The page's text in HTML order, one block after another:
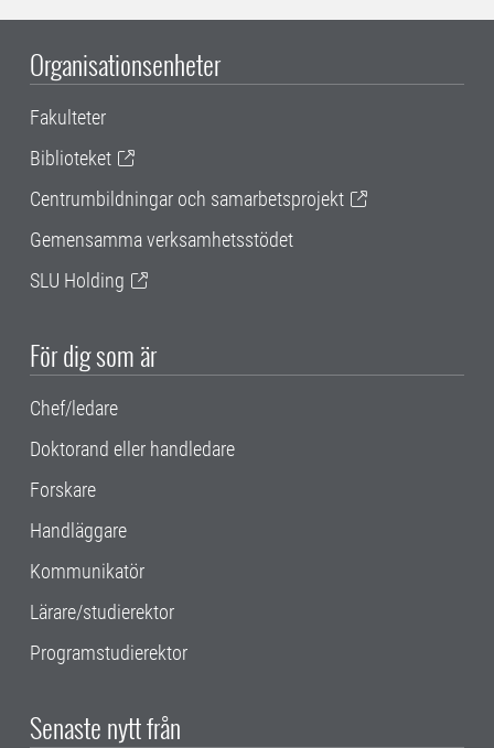
Organisationsenheter
Fakulteter
Biblioteket
Centrumbildningar och samarbetsprojekt
Gemensamma verksamhetsstödet
SLU Holding
För dig som är
Chef/ledare
Doktorand eller handledare
Forskare
Handläggare
Kommunikatör
Lärare/studierektor
Programstudierektor
Senaste nytt från